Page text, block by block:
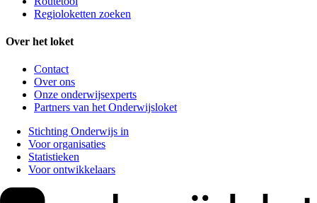
Regioloketten zoeken
Over het loket
Contact
Over ons
Onze onderwijsexperts
Partners van het Onderwijsloket
Stichting Onderwijs in
Voor organisaties
Statistieken
Voor ontwikkelaars